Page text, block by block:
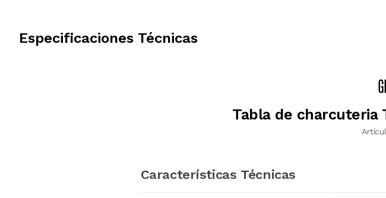
Especificaciones Técnicas
Tabla de charcuteria
Características Técnicas